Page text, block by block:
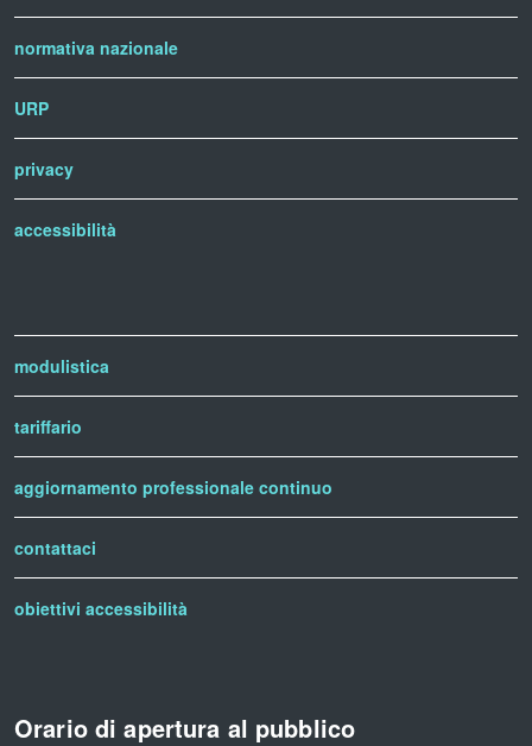
normativa nazionale
URP
privacy
accessibilità
modulistica
tariffario
aggiornamento professionale continuo
contattaci
obiettivi accessibilità
Orario di apertura al pubblico